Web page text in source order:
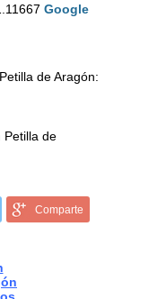
Google
de Aragón:
Petilla de
Comparte